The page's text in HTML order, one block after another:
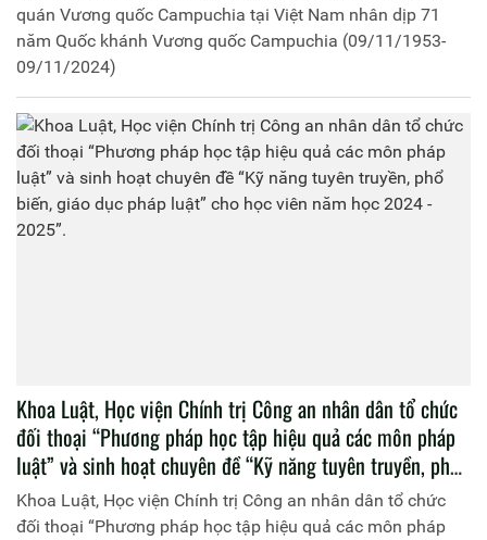
quán Vương quốc Campuchia tại Việt Nam nhân dịp 71
năm Quốc khánh Vương quốc Campuchia (09/11/1953-
09/11/2024)
Khoa Luật, Học viện Chính trị Công an nhân dân tổ chức
đối thoại “Phương pháp học tập hiệu quả các môn pháp
luật” và sinh hoạt chuyên đề “Kỹ năng tuyên truyền, phổ
biến, giáo dục pháp luật” cho học viên năm học 2024 -
2025”.
Khoa Luật, Học viện Chính trị Công an nhân dân tổ chức
đối thoại “Phương pháp học tập hiệu quả các môn pháp